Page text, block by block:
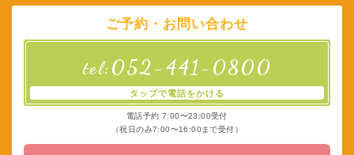
ご予約・お問い合わせ
tel: 052-441-0800
タップで電話をかける
電話予約 7:00〜23:00受付
（祝日のみ7:00〜16:00まで受付）